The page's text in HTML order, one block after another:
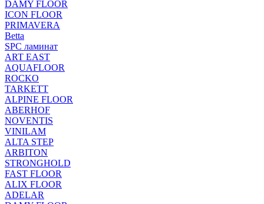
DAMY FLOOR
ICON FLOOR
PRIMAVERA
Betta
SPC ламинат
ART EAST
AQUAFLOOR
ROCKO
TARKETT
ALPINE FLOOR
ABERHOF
NOVENTIS
VINILAM
ALTA STEP
ARBITON
STRONGHOLD
FAST FLOOR
ALIX FLOOR
ADELAR